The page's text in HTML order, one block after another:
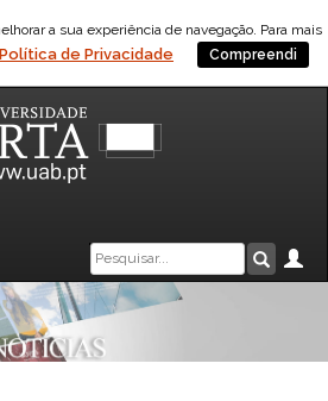
a sua experiência de navegação. Para mais
Política de Privacidade Compreendi
Caixa
de
pesquisa